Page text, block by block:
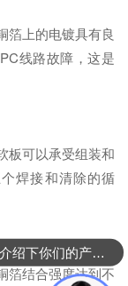
箔上的电镀具有良
线路故障，这是
板可以承受组装和
焊接和清除的循
箔结合强度达到不
可以介绍下你们的产品么？